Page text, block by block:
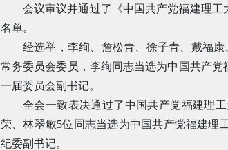
会议审议并通过了《中国共产党福建理
名单。
经选举，李绚、詹松青、徐子青、戴福
常务委员会委员，李绚同志当选为中国共产
一届委员会副书记。
全会一致表决通过了中国共产党福建理
荣、林翠敏5位同志当选为中国共产党福建理
纪委副书记。